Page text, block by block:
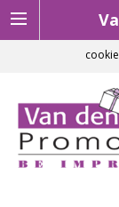
Om onze website